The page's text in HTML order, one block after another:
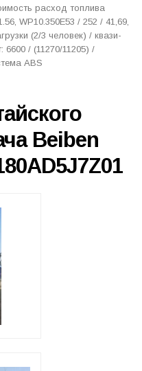
расход топлива
WP10.350E53 / 252 / 41,69,
(2/3 человек) / квази-
6600 / (11270/11205) /
ABS
Beiben